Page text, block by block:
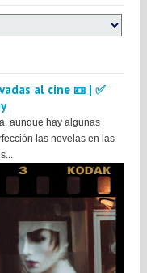
al cine 📼 | ✅
aunque hay algunas
las novelas en las